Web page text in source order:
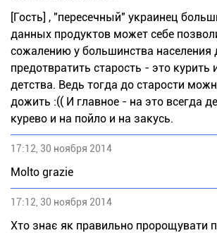
[Гость] , "пересечный" украинец
данных продуктов может себе
сожалению у большинства населения
предотвратить старость - это курить
детства. Ведь тогда до старости
дожить :(( И главное - на это всегда
курево и на пойло и на закусь.
17:12, 30 ноября 2014
Моltо grаziе
17:12, 30 ноября 2014
Хто знає як правильно пророщувати